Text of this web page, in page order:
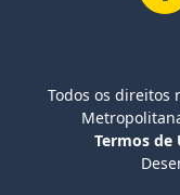
Todos os direitos
Termos de